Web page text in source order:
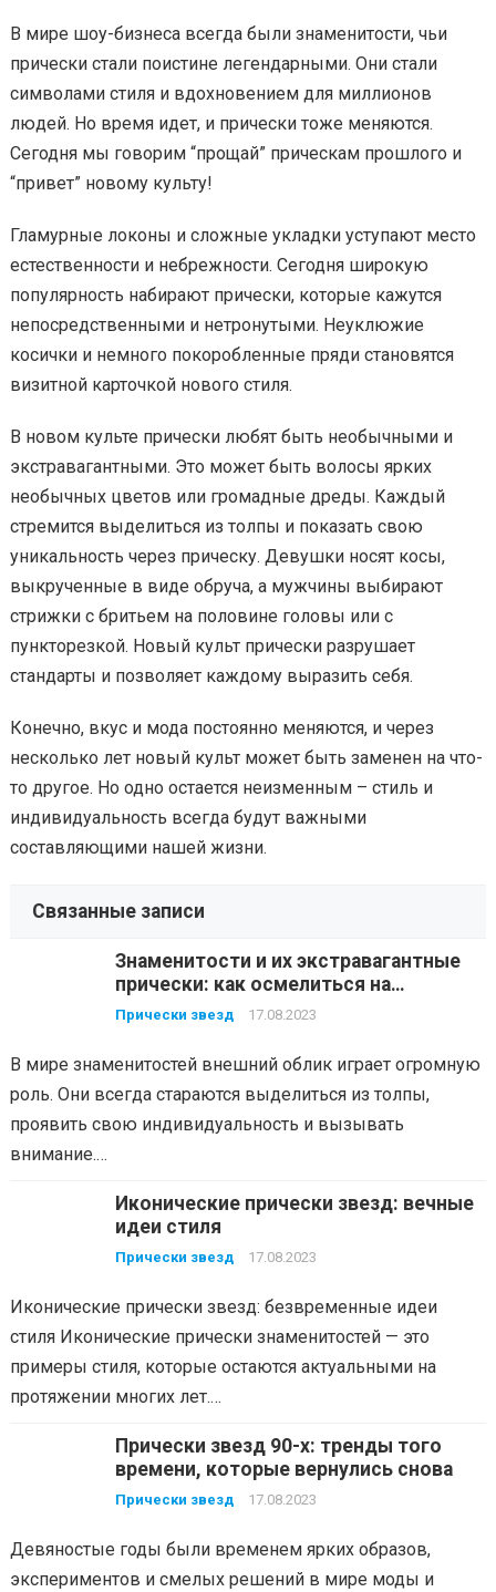
В мире шоу-бизнеса всегда были знаменитости, чьи
прически стали поистине легендарными. Они стали
символами стиля и вдохновением для миллионов
людей. Но время идет, и прически тоже меняются.
Сегодня мы говорим “прощай” прическам прошлого и
“привет” новому культу!
Гламурные локоны и сложные укладки уступают место
естественности и небрежности. Сегодня широкую
популярность набирают прически, которые кажутся
непосредственными и нетронутыми. Неуклюжие
косички и немного покоробленные пряди становятся
визитной карточкой нового стиля.
В новом культе прически любят быть необычными и
экстравагантными. Это может быть волосы ярких
необычных цветов или громадные дреды. Каждый
стремится выделиться из толпы и показать свою
уникальность через прическу. Девушки носят косы,
выкрученные в виде обруча, а мужчины выбирают
стрижки с бритьем на половине головы или с
пункторезкой. Новый культ прически разрушает
стандарты и позволяет каждому выразить себя.
Конечно, вкус и мода постоянно меняются, и через
несколько лет новый культ может быть заменен на что-
то другое. Но одно остается неизменным – стиль и
индивидуальность всегда будут важными
составляющими нашей жизни.
Связанные записи
Знаменитости и их экстравагантные
прически: как осмелиться на
необычный образ
Прически звезд 17.08.2023
В мире знаменитостей внешний облик играет огромную
роль. Они всегда стараются выделиться из толпы,
проявить свою индивидуальность и вызывать
внимание.…
Иконические прически звезд: вечные
идеи стиля
Прически звезд 17.08.2023
Иконические прически звезд: безвременные идеи
стиля Иконические прически знаменитостей — это
примеры стиля, которые остаются актуальными на
протяжении многих лет.…
Прически звезд 90-х: тренды того
времени, которые вернулись снова
Прически звезд 17.08.2023
Девяностые годы были временем ярких образов,
экспериментов и смелых решений в мире моды и